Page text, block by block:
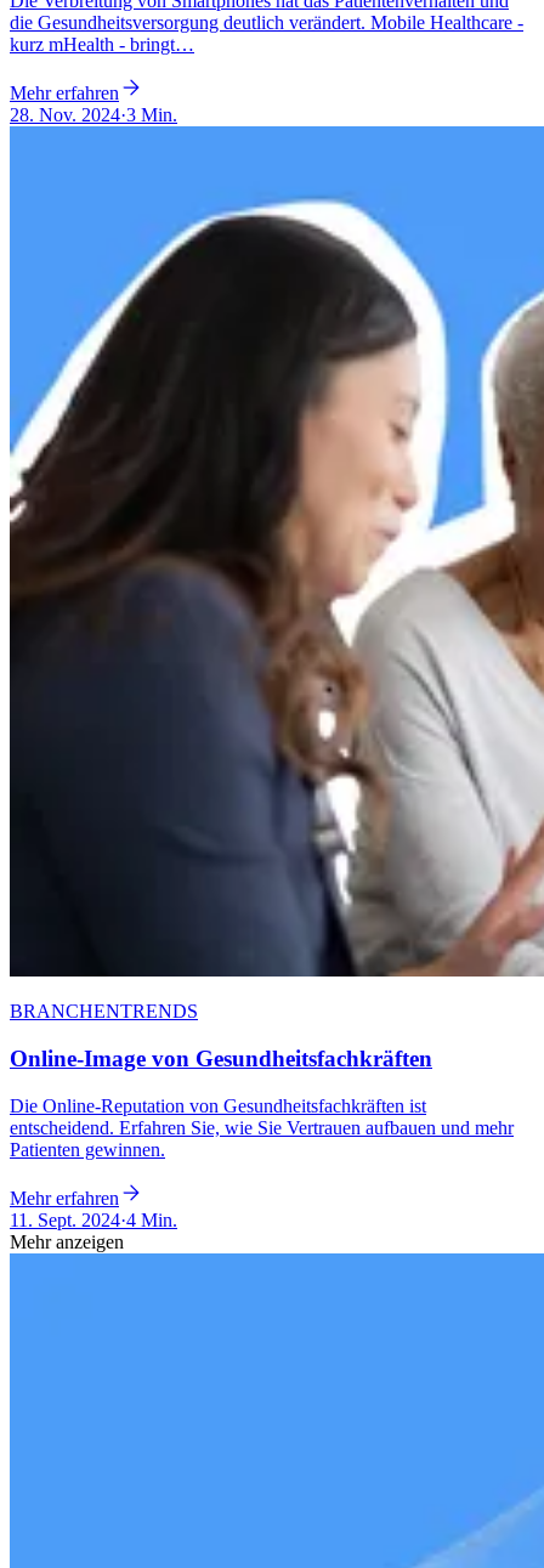
die Gesundheitsversorgung deutlich verändert. Mobile Healthcare -
kurz mHealth - bringt…
Mehr erfahren
28. Nov. 2024·3 Min.
BRANCHENTRENDS
Online-Image von Gesundheitsfachkräften
Die Online-Reputation von Gesundheitsfachkräften ist
entscheidend. Erfahren Sie, wie Sie Vertrauen aufbauen und mehr
Patienten gewinnen.
Mehr erfahren
11. Sept. 2024·4 Min.
Mehr anzeigen